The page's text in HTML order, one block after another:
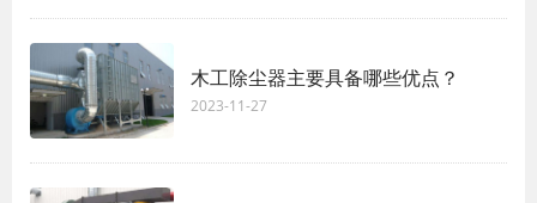
木工除尘器主要具备哪些优点？
2023-11-27